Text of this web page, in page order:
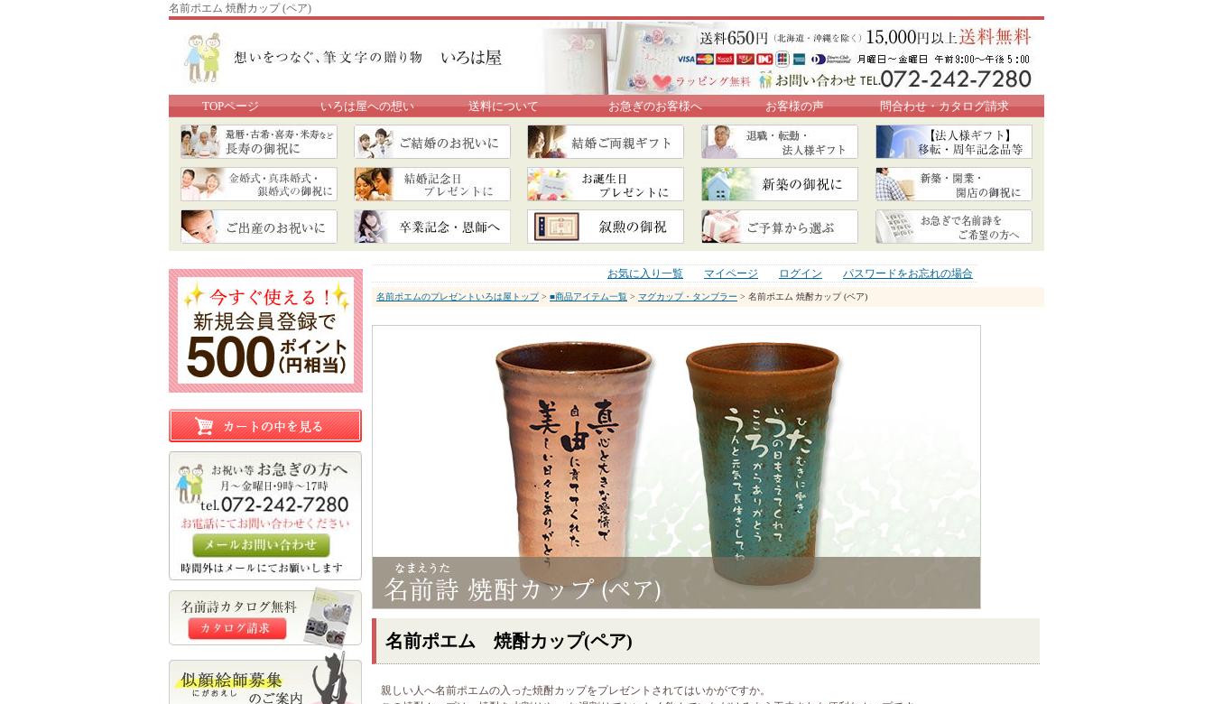
名前ポエム 焼酎カップ (ペア)
TOPページ いろは屋への想い 送料について お急ぎのお客様へ お客様の声 問合わせ・カタログ請求
お気に入り一覧 マイページ ログイン パスワードをお忘れの場合
名前ポエムのプレゼントいろは屋トップ> ■商品アイテム一覧 > マグカップ・タンブラー > 名前ポエム 焼酎カップ (ペア)
名前ポエム 焼酎カップ(ペア)
親しい人へ名前ポエムの入った焼酎カップをプレゼントされてはいかがですか。